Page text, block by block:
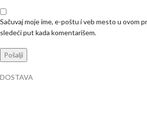
Sačuvaj moje ime, e-poštu i veb mesto u ovom
sledeći put kada komentarišem.
DOSTAVA